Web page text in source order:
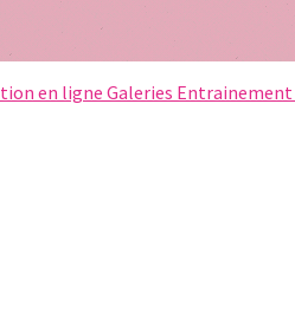
en ligneGaleries Entrainement